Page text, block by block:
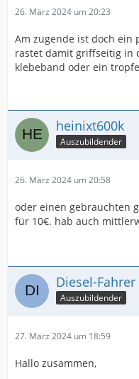
26. März 2024 um 20:23
Am zugende ist doch ein
rastet damit griffseitig in
klebeband oder ein
heinixt600k
Auszubildender
26. März 2024 um 20:58
oder einen gebrauchten
für 10€. hab auch
Diesel-Fahrer
Auszubildender
27. März 2024 um 18:59
Hallo zusammen,